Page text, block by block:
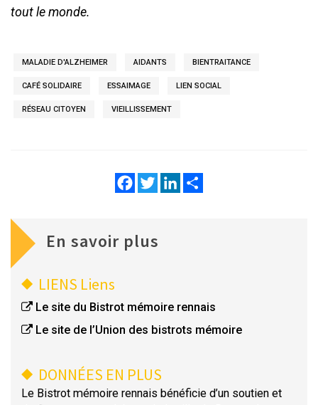
tout le monde.
MALADIE D'ALZHEIMER AIDANTS BIENTRAITANCE
CAFÉ SOLIDAIRE ESSAIMAGE LIEN SOCIAL
RÉSEAU CITOYEN VIEILLISSEMENT
FacebookTwitterLinkedIn
En savoir plus
LIENS Liens
Le site du Bistrot mémoire rennais
Le site de l’Union des bistrots mémoire
DONNÉES EN PLUS
Le Bistrot mémoire rennais bénéficie d’un soutien et